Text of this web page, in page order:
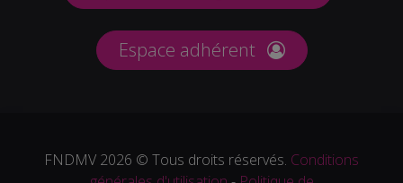
Espace adhérent
FNDMV 2026 © Tous droits réservés. Conditions